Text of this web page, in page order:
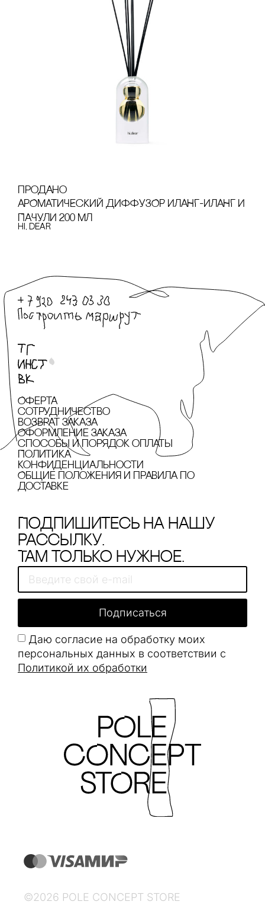
продано
АРОМАТИЧЕсКИЙ ДИФФУЗОР ИЛАНГ-ИЛАНГ И
ПАЧУЛИ 200 МЛ
hi, dear
Оферта
сотрудничество
Возврат заказа
Оформление заказа
cпособы и порядок оплаты
Политика
конфиденциальности
Общие положения и правила по
доставке
Подпишитесь на нашу
рассылку.
Там только нужное.
Даю согласие на обработку моих
персональных данных в соответствии с
Политикой их обработки
Подписаться
©2026 POLE CONCEPT STORE